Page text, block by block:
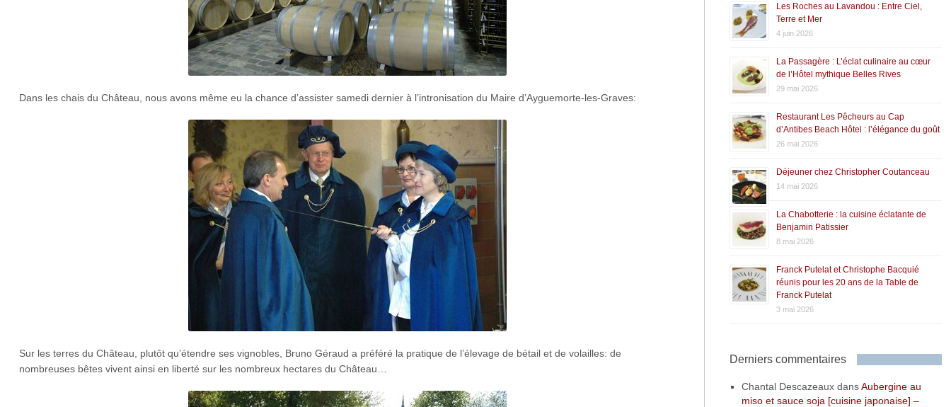
Dans les chais du Château, nous avons même eu la chance d’assister samedi dernier à l’intronisation du Maire d’Ayguemorte-les-Graves:
Sur les terres du Château, plutôt qu’étendre ses vignobles, Bruno Géraud a préféré la pratique de l’élevage de bétail et de volailles: de
nombreuses bêtes vivent ainsi en liberté sur les nombreux hectares du Château…
Les Roches au Lavandou : Entre Ciel,
Terre et Mer
4 juin 2026
La Passagère : L’éclat culinaire au cœur
de l’Hôtel mythique Belles Rives
29 mai 2026
Restaurant Les Pêcheurs au Cap
d’Antibes Beach Hôtel : l’élégance du goût
26 mai 2026
Déjeuner chez Christopher Coutanceau
14 mai 2026
La Chabotterie : la cuisine éclatante de
Benjamin Patissier
8 mai 2026
Franck Putelat et Christophe Bacquié
réunis pour les 20 ans de la Table de
Franck Putelat
3 mai 2026
Derniers commentaires
Chantal DescazeauxdansAubergine au
miso et sauce soja [cuisine japonaise] –